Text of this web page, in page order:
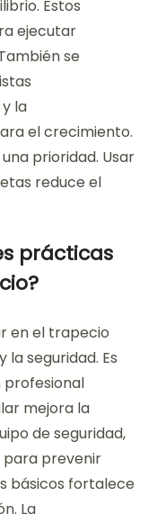
Estos
ejecutar
se
la
el crecimiento.
prioridad. Usar
reduce el
prácticas
en el trapecio
seguridad. Es
profesional
mejora la
de seguridad,
para prevenir
básicos fortalece
La